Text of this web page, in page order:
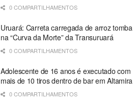
0 COMPARTILHAMENTOS
Uruará: Carreta carregada de arroz tomba
na “Curva da Morte” da Transuruará
0 COMPARTILHAMENTOS
Adolescente de 16 anos é executado com
mais de 10 tiros dentro de bar em Altamira
0 COMPARTILHAMENTOS